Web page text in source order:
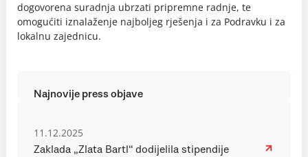
dogovorena suradnja ubrzati pripremne radnje, te
omogućiti iznalaženje najboljeg rješenja i za Podravku i za
lokalnu zajednicu.
Najnovije press objave
11.12.2025
Zaklada „Zlata Bartl“ dodijelila stipendije